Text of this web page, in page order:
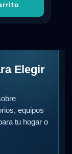
Elegir
equipos
tu hogar o